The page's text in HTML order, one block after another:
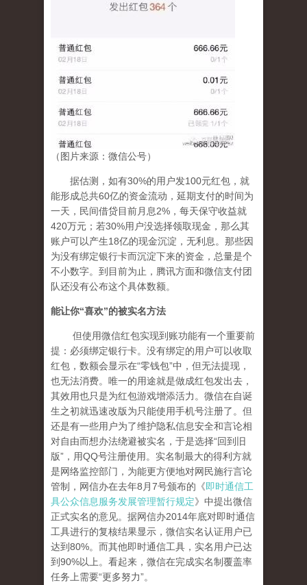
（图片来源：微信公号）
据估测，如有30%的用户发100元红包，就
能形成总共60亿的资金流动，延期支付的时间为
一天，民间借贷目前月息2%，每天保守收益就
420万元；若30%用户没选择领取现金，那么其
账户可以产生18亿的现金沉淀，无利息。那些因
为没有绑定银行卡而沉淀下来的资金，总量是个
不小数字。到目前为止，腾讯方面和微信支付团
队还没有公布这个具体数额。
能让你“喜欢”的被实名方法
但使用微信红包实现到账功能有一个重要前
提：必须绑定银行卡。没有绑定的用户可以收取
红包，数额会显示在“零钱包”中，但无法提现，
也无法消费。唯一的用途就是做成红包发出去，
其效用也只是为红包游戏增添活力。微信在自诞
生之初就迅速改版为只能使用手机号注册了。但
还是有一些用户为了维护隐私信息安全和言论相
对自由而想办法绕避被实名，于是选择“回到旧
版”，用QQ号注册使用。实名制最大的得利方就
是网络监控部门，为能更方便地对网民施行言论
管制，网信办在去年8月7号颁布的《即时通信工
具公众信息服务发展管理暂行规定》中提出微信
正式实名的意见。据网信办2014年底对即时通信
工具进行的复核结果显示，微信实名认证用户已
达到80%。而其他即时通信工具，实名用户已达
到90%以上。看起来，微信在完成实名制覆盖率
任务上需要“更多努力”。